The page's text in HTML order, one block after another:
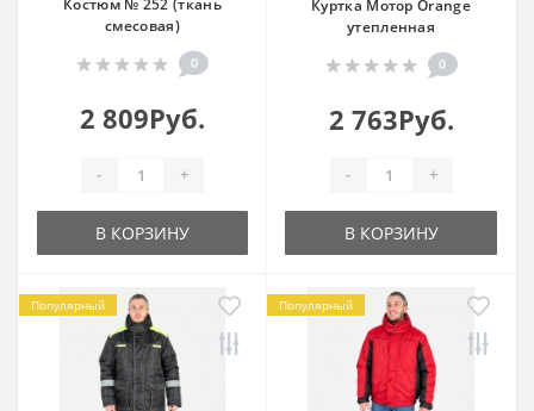
смесовая)
0
2 809Руб.
- +
В КОРЗИНУ
Куртка Мотор Orange
утепленная
0
2 763Руб.
- +
В КОРЗИНУ
Популярный Популярный